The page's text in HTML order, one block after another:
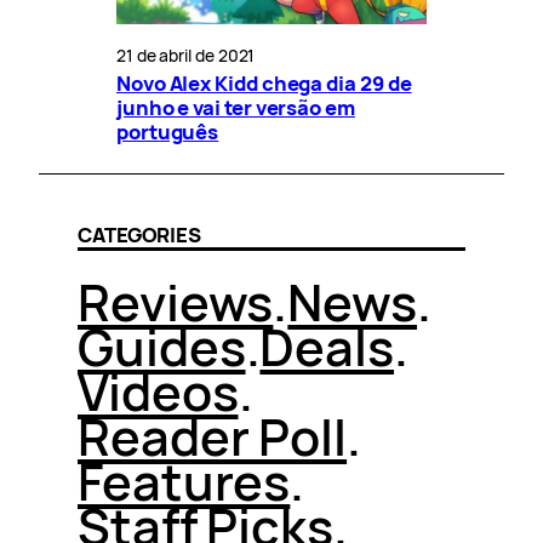
21 de abril de 2021
Novo Alex Kidd chega dia 29 de
junho e vai ter versão em
português
CATEGORIES
Reviews.News.
Guides.Deals.
Videos.
Reader Poll.
Features.
Staff Picks.